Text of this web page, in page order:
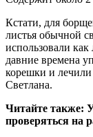
Кстати, для
листья обычной
использовали
давние времена
корешки и
Светлана.
Читайте также:
проверяться на